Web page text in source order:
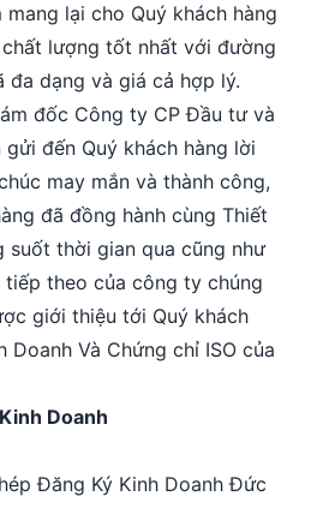
lại cho Quý khách hàng
lượng tốt nhất với đường
đa dạng và giá cả hợp lý.
đốc Công ty CP Đầu tư và
đến Quý khách hàng lời
may mắn và thành công,
đã đồng hành cùng Thiết
suốt thời gian qua cũng như
theo của công ty chúng
giới thiệu tới Quý khách
Doanh Và Chứng chỉ ISO của
Doanh
Đăng Ký Kinh Doanh Đức